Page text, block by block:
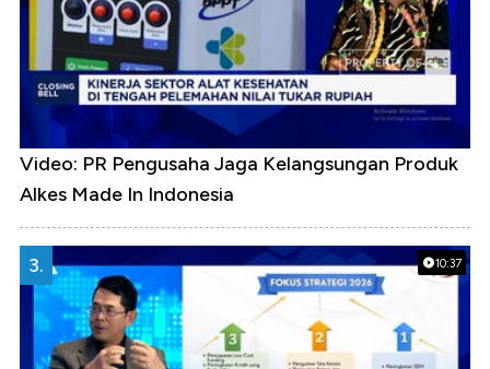
Video: PR Pengusaha Jaga Kelangsungan Produk
Alkes Made In Indonesia
10:37
3.